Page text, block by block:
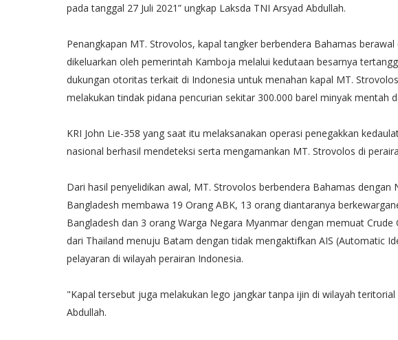
pada tanggal 27 Juli 2021” ungkap Laksda TNI Arsyad Abdullah.
Penangkapan MT. Strovolos, kapal tangker berbendera Bahamas
dikeluarkan oleh pemerintah Kamboja melalui kedutaan besarnya
dukungan otoritas terkait di Indonesia untuk menahan kapal MT.
melakukan tindak pidana pencurian sekitar 300.000 barel minyak mentah
KRI John Lie-358 yang saat itu melaksanakan operasi penegakkan
nasional berhasil mendeteksi serta mengamankan MT. Strovolos di
Dari hasil penyelidikan awal, MT. Strovolos berbendera Bahamas dengan
Bangladesh membawa 19 Orang ABK, 13 orang diantaranya
Bangladesh dan 3 orang Warga Negara Myanmar dengan memuat Crude
dari Thailand menuju Batam dengan tidak mengaktifkan AIS (Automatic
pelayaran di wilayah perairan Indonesia.
"Kapal tersebut juga melakukan lego jangkar tanpa ijin di wilayah
Abdullah.